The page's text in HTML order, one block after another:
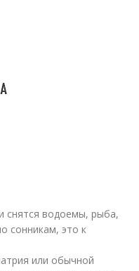
снятся водоемы, рыба,
сонникам, это к
или обычной